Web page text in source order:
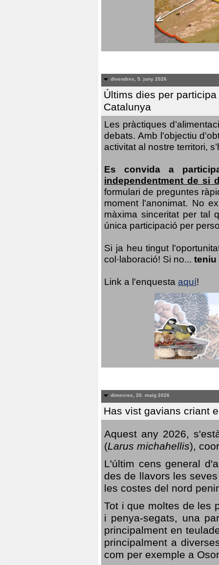
divendres, 5. juny 2026
Últims dies per
Catalunya
Les pràctiques
debats. Amb l'objectiu
activitat al nostre territori,
Es convida a
independentment de si
formulari de preguntes
moment l'anonimat. No
màxima sinceritat per tal
única participació per
Si ja heu tingut
col·laboració! Si no... teniu
Link a l'enquesta aquí!
dimecres, 20. maig 2026
Has vist gavians criant
Aquest any 2026,
(Larus michahellis),
L'últim cens general
des de llavors les
les costes del nord
Tot i que moltes de les
i penya-segats, una
principalment en
principalment a
com per exemple a